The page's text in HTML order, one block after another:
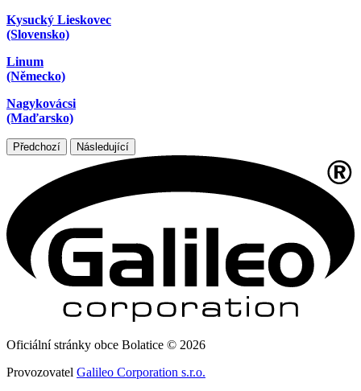
Kysucký Lieskovec
(Slovensko)
Linum
(Německo)
Nagykovácsi
(Maďarsko)
Předchozí Následující
Oficiální stránky obce Bolatice © 2026
Provozovatel Galileo Corporation s.r.o.